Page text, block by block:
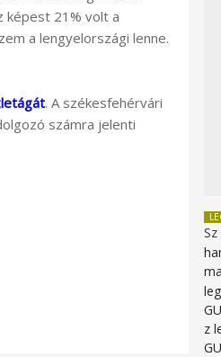
képest 21% volt a
a lengyelországi lenne.
. A székesfehérvári
számra jelenti
z